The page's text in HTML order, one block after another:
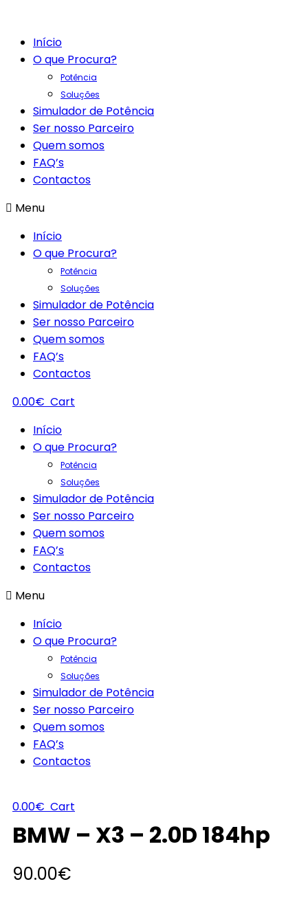
Início
O que Procura?
Potência
Soluções
Simulador de Potência
Ser nosso Parceiro
Quem somos
FAQ’s
Contactos
Menu
Início
O que Procura?
Potência
Soluções
Simulador de Potência
Ser nosso Parceiro
Quem somos
FAQ’s
Contactos
0.00€ Cart
Início
O que Procura?
Potência
Soluções
Simulador de Potência
Ser nosso Parceiro
Quem somos
FAQ’s
Contactos
Menu
Início
O que Procura?
Potência
Soluções
Simulador de Potência
Ser nosso Parceiro
Quem somos
FAQ’s
Contactos
0.00€ Cart
BMW – X3 – 2.0D 184hp
90.00€